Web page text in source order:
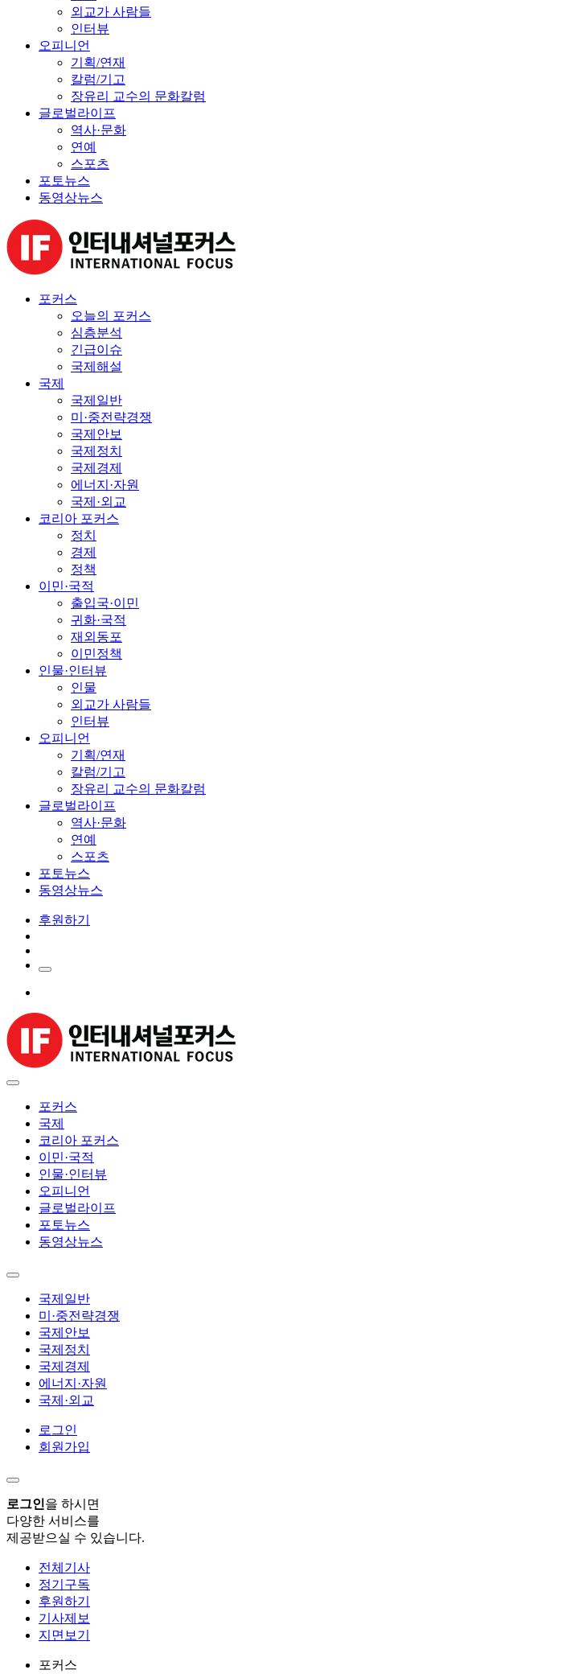
외교가 사람들
인터뷰
오피니언
기획/연재
칼럼/기고
장유리 교수의 문화칼럼
글로벌라이프
역사·문화
연예
스포츠
포토뉴스
동영상뉴스
포커스
오늘의 포커스
심층분석
긴급이슈
국제해설
국제
국제일반
미·중전략경쟁
국제안보
국제정치
국제경제
에너지·자원
국제·외교
코리아 포커스
정치
경제
정책
이민·국적
출입국·이민
귀화·국적
재외동포
이민정책
인물·인터뷰
인물
외교가 사람들
인터뷰
오피니언
기획/연재
칼럼/기고
장유리 교수의 문화칼럼
글로벌라이프
역사·문화
연예
스포츠
포토뉴스
동영상뉴스
후원하기
포커스
국제
코리아 포커스
이민·국적
인물·인터뷰
오피니언
글로벌라이프
포토뉴스
동영상뉴스
국제일반
미·중전략경쟁
국제안보
국제정치
국제경제
에너지·자원
국제·외교
로그인
회원가입
로그인을 하시면
다양한 서비스를
제공받으실 수 있습니다.
전체기사
정기구독
후원하기
기사제보
지면보기
포커스